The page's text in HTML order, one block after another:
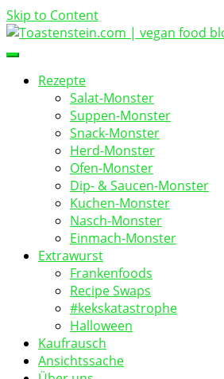
Skip to Content
Toastenstein.com
vegan food blog
Rezepte
Salat-Monster
Suppen-Monster
Snack-Monster
Herd-Monster
Ofen-Monster
Dip- & Saucen-Monster
Kuchen-Monster
Nasch-Monster
Einmach-Monster
Extrawurst
Frankenfoods
Recipe Swaps
#kekskatastrophe
Halloween
Kaufrausch
Ansichtssache